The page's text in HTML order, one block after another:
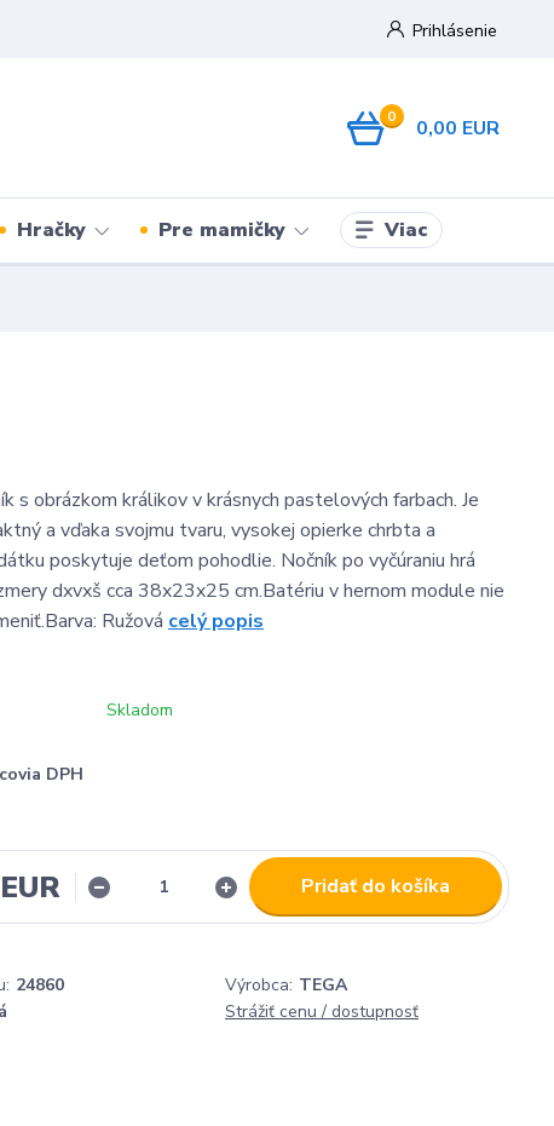
Prihlásenie
0 0,00 EUR
Hračky Pre mamičky Viac
s obrázkom králikov v krásnych pastelových farbach. Je
a vďaka svojmu tvaru, vysokej opierke chrbta a
poskytuje deťom pohodlie. Nočník po vyčúraniu hrá
dxvxš cca 38x23x25 cm.Batériu v hernom module nie
Ružová celý popis
Skladom
DPH
Pridať do košíka
24860 Výrobca: TEGA
Strážiť cenu / dostupnosť